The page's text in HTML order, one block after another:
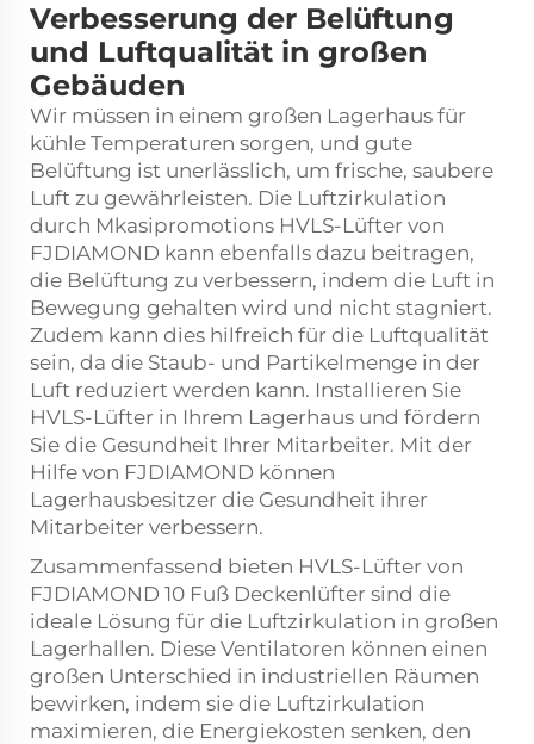
Verbesserung der Belüftung
und Luftqualität in großen
Gebäuden
Wir müssen in einem großen Lagerhaus für
kühle Temperaturen sorgen, und gute
Belüftung ist unerlässlich, um frische, saubere
Luft zu gewährleisten. Die Luftzirkulation
durch Mkasipromotions HVLS-Lüfter von
FJDIAMOND kann ebenfalls dazu beitragen,
die Belüftung zu verbessern, indem die Luft in
Bewegung gehalten wird und nicht stagniert.
Zudem kann dies hilfreich für die Luftqualität
sein, da die Staub- und Partikelmenge in der
Luft reduziert werden kann. Installieren Sie
HVLS-Lüfter in Ihrem Lagerhaus und fördern
Sie die Gesundheit Ihrer Mitarbeiter. Mit der
Hilfe von FJDIAMOND können
Lagerhausbesitzer die Gesundheit ihrer
Mitarbeiter verbessern.
Zusammenfassend bieten HVLS-Lüfter von
FJDIAMOND 10 Fuß Deckenlüfter sind die
ideale Lösung für die Luftzirkulation in großen
Lagerhallen. Diese Ventilatoren können einen
großen Unterschied in industriellen Räumen
bewirken, indem sie die Luftzirkulation
maximieren, die Energiekosten senken, den